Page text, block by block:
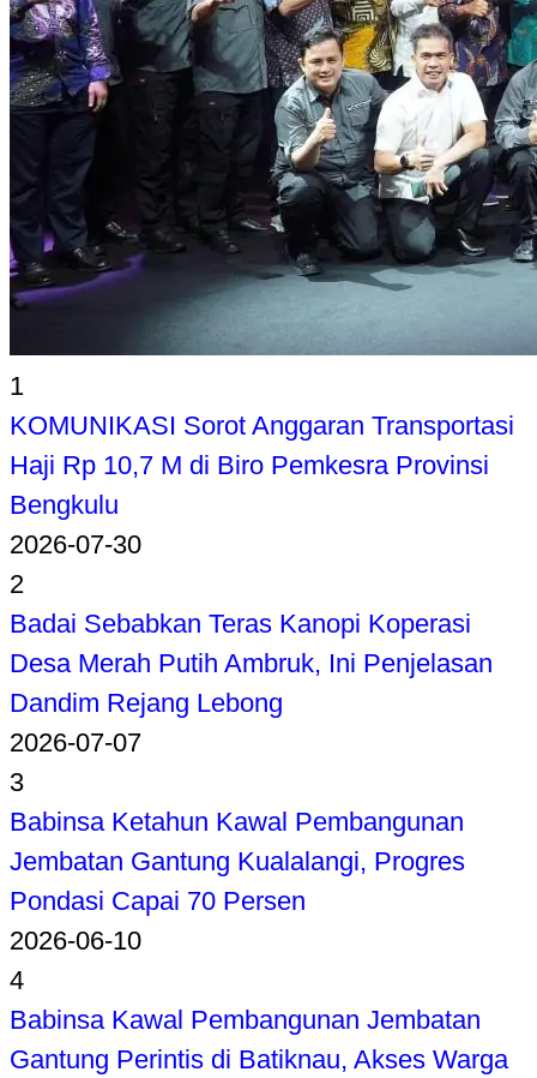
1
KOMUNIKASI Sorot Anggaran Transportasi
Haji Rp 10,7 M di Biro Pemkesra Provinsi
Bengkulu
2026-07-30
2
Badai Sebabkan Teras Kanopi Koperasi
Desa Merah Putih Ambruk, Ini Penjelasan
Dandim Rejang Lebong
2026-07-07
3
Babinsa Ketahun Kawal Pembangunan
Jembatan Gantung Kualalangi, Progres
Pondasi Capai 70 Persen
2026-06-10
4
Babinsa Kawal Pembangunan Jembatan
Gantung Perintis di Batiknau, Akses Warga